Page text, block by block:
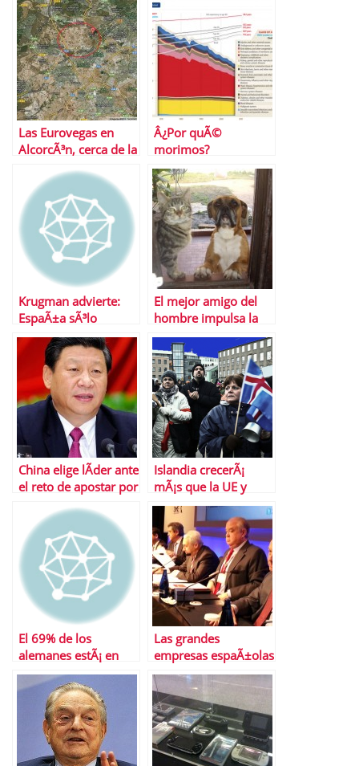
Las Eurovegas en
AlcorcÃ³n, cerca de la
Santander
Â¿Por quÃ©
morimos?
Krugman advierte:
EspaÃ±a sÃ³lo
bajarÃ¡ el desempleo
si sale del euro
El mejor amigo del
hombre impulsa la
economÃ­a de EEUU
China elige lÃ­der ante
el reto de apostar por
econÃ³mico o
igualdad social
Islandia crecerÃ¡
mÃ¡s que la UE y
EEUU tras dejar caer
a sus bancos
El 69% de los
alemanes estÃ¡ en
contra de la polÃ­tica
de Angela Merkel
Las grandes
empresas espaÃ±olas
destacan la necesidad
de que Latam
desarrolle sus bolsas